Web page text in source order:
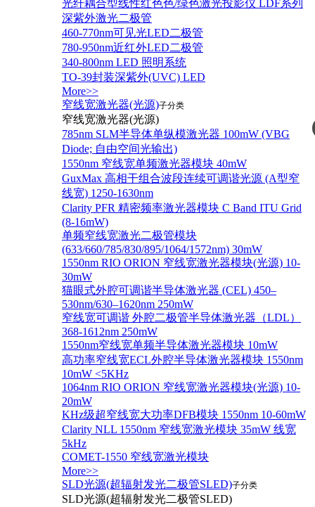
光纤耦合型线性红色色/绿色激光投影仪 LDF系列
深紫外激光二极管
460-770nm可见光LED二极管
780-950nm近红外LED二极管
340-800nm LED 照明系统
TO-39封装深紫外(UVC) LED
More>>
窄线宽激光器(光源)子分类
窄线宽激光器(光源)
785nm SLM半导体单纵模激光器 100mW (VBG
Diode; 自由空间光输出)
1550nm 窄线宽单频激光器模块 40mW
GuxMax 高相干组合波段连续可调谐光源 (A型窄
线宽) 1250-1630nm
Clarity PFR 精密频率激光器模块 C Band ITU Grid
(8-16mW)
单频窄线宽激光二极管模块
(633/660/785/830/895/1064/1572nm) 30mW
1550nm RIO ORION 窄线宽激光器模块(光源) 10-
30mW
猫眼式外腔可调谐半导体激光器 (CEL) 450–
530nm/630–1620nm 250mW
窄线宽可调谐 外腔二极管半导体激光器（LDL）
368-1612nm 250mW
1550nm窄线宽单频半导体激光器模块 10mW
高功率窄线宽ECL外腔半导体激光器模块 1550nm
10mW <5KHz
1064nm RIO ORION 窄线宽激光器模块(光源) 10-
20mW
KHz级超窄线宽大功率DFB模块 1550nm 10-60mW
Clarity NLL 1550nm 窄线宽激光模块 35mW 线宽
5kHz
COMET-1550 窄线宽激光模块
More>>
SLD光源(超辐射发光二极管SLED)子分类
SLD光源(超辐射发光二极管SLED)